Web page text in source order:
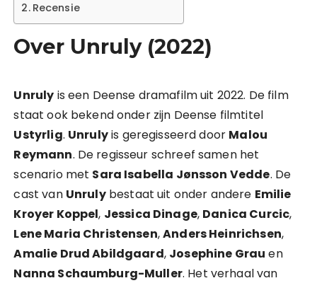
Recensie
Over Unruly (2022)
Unruly is een Deense dramafilm uit 2022. De film
staat ook bekend onder zijn Deense filmtitel
Ustyrlig. Unrulyis geregisseerd door Malou
Reymann. De regisseur schreef samen het
scenario met Sara Isabella Jønsson Vedde. De
cast van Unrulybestaat uit onder andere Emilie
Kroyer Koppel, Jessica Dinage, Danica Curcic,
Lene Maria Christensen,Anders Heinrichsen,
Amalie Drud Abildgaard, Josephine Grau en
Nanna Schaumburg-Muller. Het verhaal van